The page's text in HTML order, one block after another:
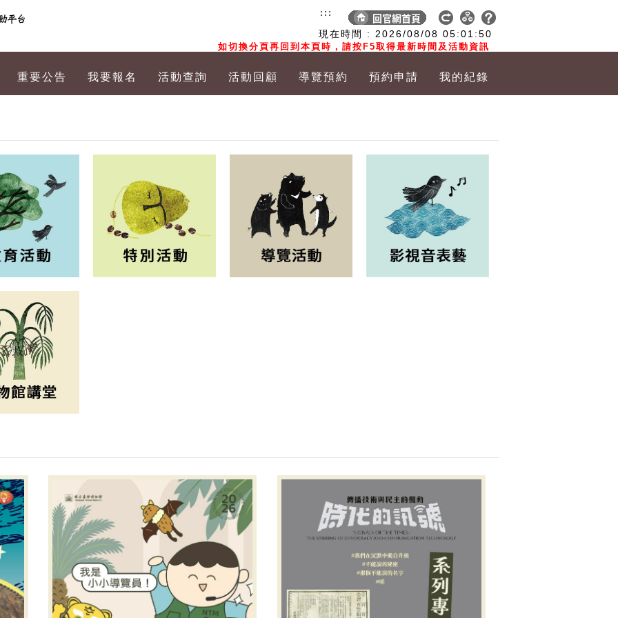
現在時間 : 2026/08/08 05:01:51
如切換分頁再回到本頁時，請按F5取得最新時間及活動資訊
:::
重要公告 我要報名 活動查詢 活動回顧 導覽預約 預約申請 我的紀錄